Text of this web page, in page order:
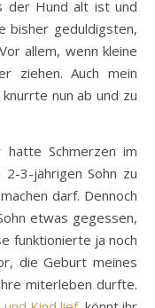
der Hund alt ist und
bisher geduldigsten,
allem, wenn kleine
ziehen. Auch mein
nun ab und zu
Schmerzen im
3-jährigen Sohn zu
darf. Dennoch
etwas gegessen,
funktionierte ja noch
die Geburt meines
miterleben durfte.